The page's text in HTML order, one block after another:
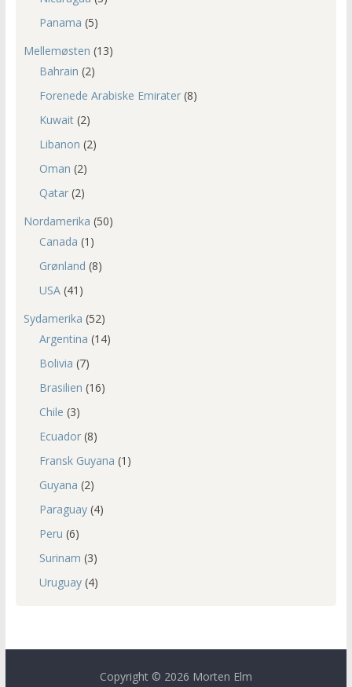
Panama (5)
Mellemøsten (13)
Bahrain (2)
Forenede Arabiske Emirater(8)
Kuwait(2)
Libanon (2)
Oman (2)
Qatar(2)
Nordamerika (50)
Canada (1)
Grønland (8)
USA(41)
Sydamerika (52)
Argentina (14)
Bolivia (7)
Brasilien (16)
Chile (3)
Ecuador(8)
Fransk Guyana (1)
Guyana (2)
Paraguay(4)
Peru (6)
Surinam (3)
Uruguay(4)
Copyright © 2026 Morten Elm